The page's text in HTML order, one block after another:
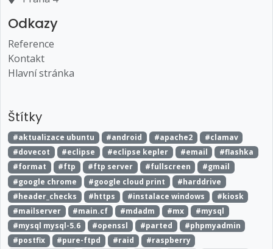
Odkazy
Reference
Kontakt
Hlavní stránka
Štítky
#aktualizace ubuntu #android #apache2
#clamav
#dovecot
#eclipse #eclipse kepler #email
#flashka
#format
#ftp #ftp server #fullscreen
#gmail
#google chrome
#google cloud print
#harddrive
#header_checks
#https #instalace windows
#kiosk
#mailserver
#main.cf #mdadm #mx
#mysql
#mysql mysql-5.6
#openssl #parted
#phpmyadmin
#postfix
#pure-ftpd #raid
#raspberry